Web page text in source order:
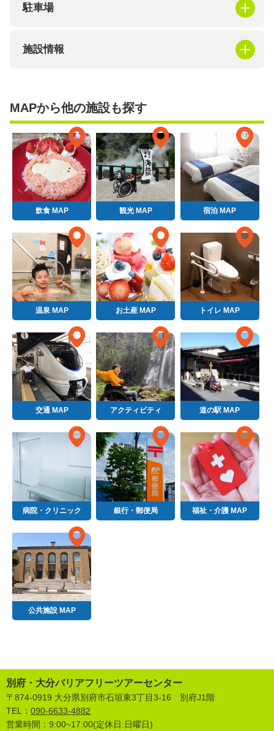
駐車場
施設情報
MAPから他の施設も探す
飲食 MAP 観光 MAP 宿泊 MAP
温泉 MAP お土産 MAP トイレ MAP
交通 MAP アクティビティ 道の駅 MAP
病院・クリニック 銀行・郵便局 福祉・介護 MAP
公共施設 MAP
別府・大分バリアフリーツアーセンター
〒874-0919 大分県別府市石垣東3丁目3-16 別府J1階
TEL： 090-6633-4882
営業時間：9:00~17:00(定休日:日曜日)